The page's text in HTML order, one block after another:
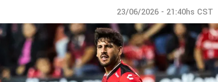
23/06/2026 - 21:40hs CST